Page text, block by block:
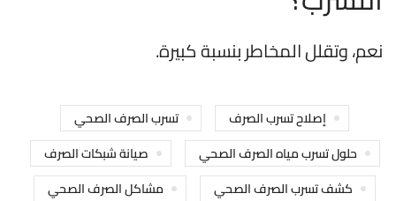
نعم، وتقلل المخاطر بنسبة كبيرة.
إصلاح تسرب الصرف
تسرب الصرف الصحي
حلول تسرب مياه الصرف الصحي
صيانة شبكات الصرف
كشف تسرب الصرف الصحي
مشاكل الصرف الصحي